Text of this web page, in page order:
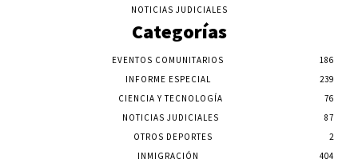
NOTICIAS JUDICIALES
Categorías
EVENTOS COMUNITARIOS
186
INFORME ESPECIAL
239
CIENCIA Y TECNOLOGÍA
76
NOTICIAS JUDICIALES
87
OTROS DEPORTES
2
INMIGRACIÓN
404